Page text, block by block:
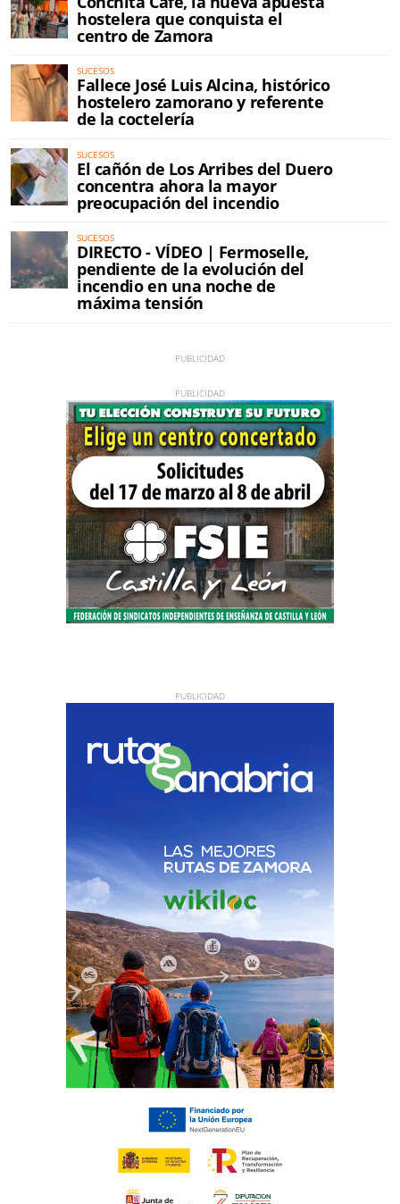
hostelera que conquista el
centro de Zamora
SUCESOS
Fallece José Luis Alcina, histórico
hostelero zamorano y referente
de la coctelería
SUCESOS
El cañón de Los Arribes del Duero
concentra ahora la mayor
preocupación del incendio
SUCESOS
DIRECTO - VÍDEO | Fermoselle,
pendiente de la evolución del
incendio en una noche de
máxima tensión